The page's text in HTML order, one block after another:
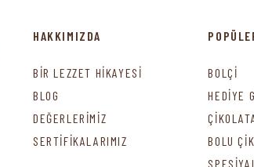
HAKKIMIZDA
BİR LEZZET HİKAYESİ
BLOG
DEĞERLERİMİZ
SERTİFİKALARIMIZ
BOLÇİ
HEDİYE
BOLU